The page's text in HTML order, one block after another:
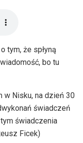
tym, że spłyną
bo tu
w Nisku, na dzień 30
świadczeń
świadczenia
Ficek)